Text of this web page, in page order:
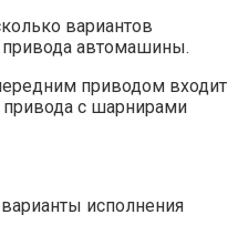
вариантов
привода автомашины.
приводом входит
с шарнирами
исполнения